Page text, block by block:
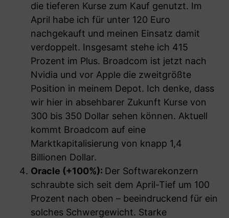
die tieferen Kurse zum Kauf genutzt. Im
April habe ich für unter 120 Euro
nachgekauft und meinen Einsatz damit
verdoppelt. Insgesamt stehe ich 415
Prozent im Plus. Broadcom ist jetzt nach
Nvidia und vor Apple die zweitgrößte
Position in meinem Depot. Ich denke, dass
wir hier in absehbarer Zukunft Kurse von
300 bis 350 Dollar sehen können. Aktuell
kommt Broadcom auf eine
Marktkapitalisierung von knapp 1,4
Billionen Dollar.
Oracle (+100%): Der Softwarekonzern
schraubte sich seit dem April-Tief um 100
Prozent nach oben – beeindruckend für ein
solches Schwergewicht. Starke